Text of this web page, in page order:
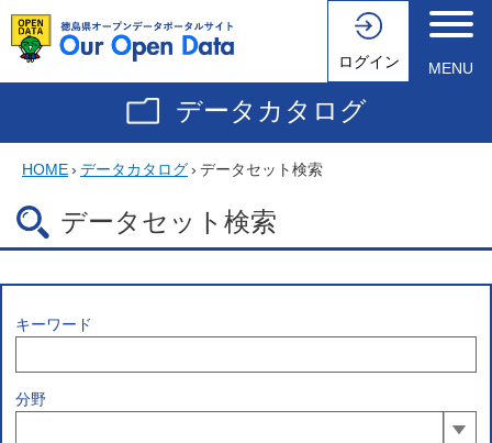
ログイン MENU
データカタログ
HOME› データカタログ› データセット検索
データセット検索
キーワード
分野